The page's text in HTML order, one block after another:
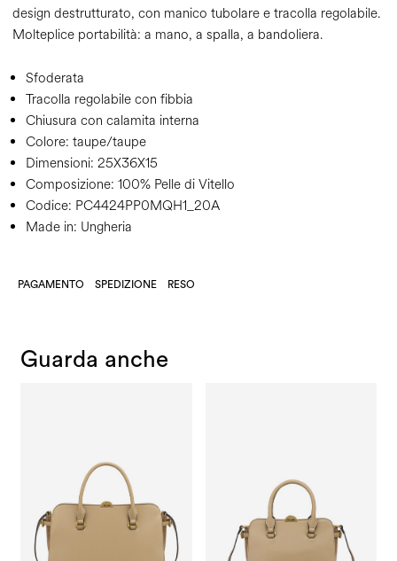
design destrutturato, con manico tubolare e tracolla regolabile.
Molteplice portabilità: a mano, a spalla, a bandoliera.
Sfoderata
Tracolla regolabile con fibbia
Chiusura con calamita interna
Colore: taupe/taupe
Dimensioni: 25X36X15
Composizione: 100% Pelle di Vitello
Codice: PC4424PP0MQH1_20A
Made in: Ungheria
PAGAMENTO SPEDIZIONE RESO
Guarda anche